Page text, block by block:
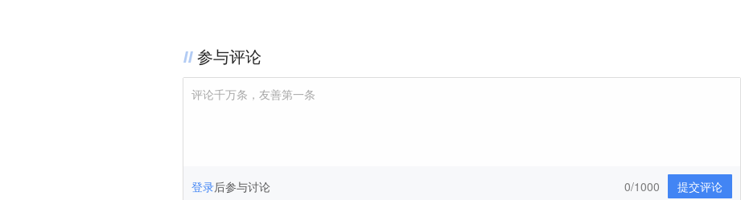
参与评论
评论千万条，友善第一条
登录后参与讨论 提交评论
0/1000